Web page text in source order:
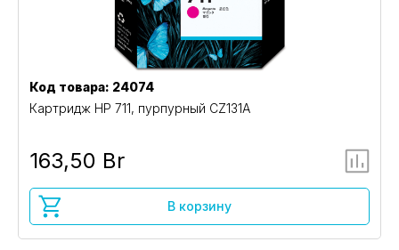
Код товара: 24074
Картридж HP 711, пурпурный CZ131A
163,50 Br
В корзину